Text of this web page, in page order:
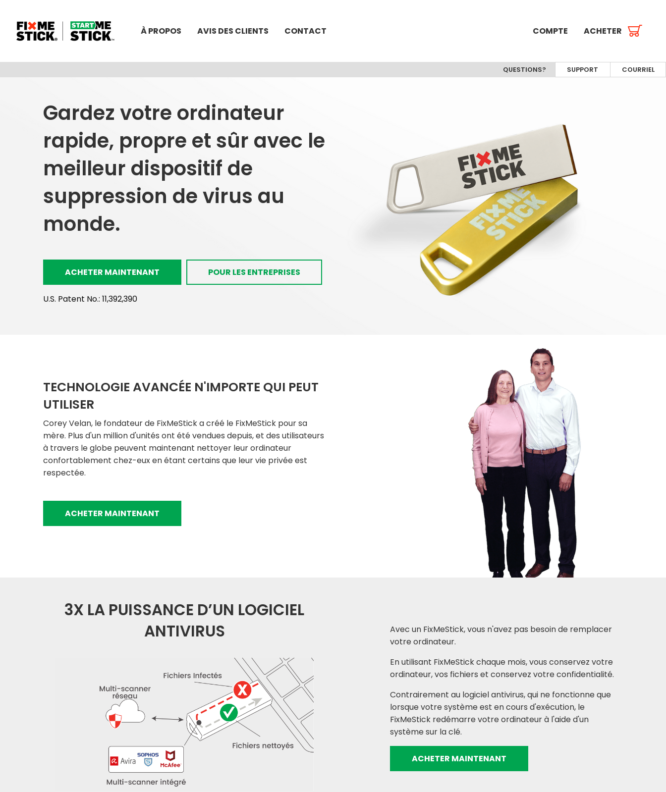
À PROPOS AVIS DES CLIENTS CONTACT COMPTE ACHETER
QUESTIONS? SUPPORT COURRIEL
Gardez votre ordinateur
rapide, propre et sûr avec le
meilleur dispositif de
suppression de virus au
monde.
ACHETER MAINTENANT POUR LES ENTREPRISES
U.S. Patent No.: 11,392,390
TECHNOLOGIE AVANCÉE N'IMPORTE QUI PEUT
UTILISER
Corey Velan, le fondateur de FixMeStick a créé le FixMeStick pour sa
mère. Plus d'un million d'unités ont été vendues depuis, et des utilisateurs
à travers le globe peuvent maintenant nettoyer leur ordinateur
confortablement chez-eux en étant certains que leur vie privée est
respectée.
ACHETER MAINTENANT
3X LA PUISSANCE D’UN LOGICIEL
ANTIVIRUS
Avec un FixMeStick, vous n'avez pas besoin de remplacer
votre ordinateur.
En utilisant FixMeStick chaque mois, vous conservez votre
ordinateur, vos fichiers et conservez votre confidentialité.
Contrairement au logiciel antivirus, qui ne fonctionne que
lorsque votre système est en cours d'exécution, le
FixMeStick redémarre votre ordinateur à l'aide d'un
système sur la clé.
ACHETER MAINTENANT